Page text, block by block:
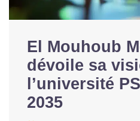
El Mouhoub
dévoile sa
l’université
2035